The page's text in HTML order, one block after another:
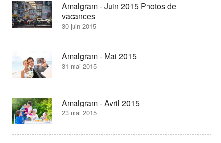
Amalgram - Juin 2015 Photos de
vacances
30 juin 2015
Amalgram - Mai 2015
31 mai 2015
Amalgram - Avril 2015
23 mai 2015